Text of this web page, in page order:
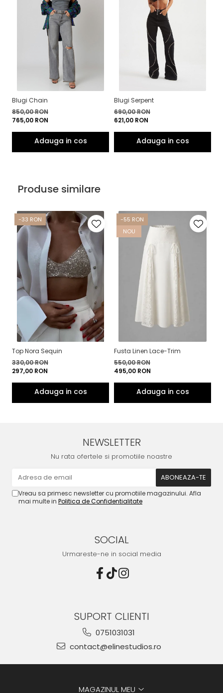
Blugi Chain
850,00 RON
765,00 RON
Blugi Serpent
690,00 RON
621,00 RON
Produse similare
-33 RON
Top Nora Sequin
330,00 RON
297,00 RON
-55 RON
NOU
Fusta Linen Lace-Trim
550,00 RON
495,00 RON
NEWSLETTER
Nu rata ofertele si promotiile noastre
Vreau sa primesc newsletter cu promotiile magazinului. Afla
mai multe in Politica de Confidentialitate
SOCIAL
Urmareste-ne in social media
SUPORT CLIENTI
0751031031
contact@elinestudios.ro
MAGAZINUL MEU